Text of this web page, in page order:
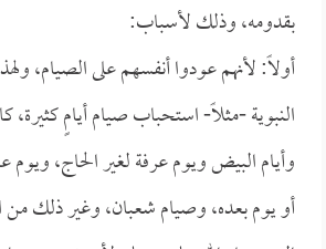
بقدومه، وذلك لأسباب:
أولاً: لأنهم عودوا أنفسهم على الصيام،
النبوية -مثلاً- استحباب صيام أيامٍ كثيرة،
وأيام البيض ويوم عرفة لغير الحاج، ويوم
أو يوم بعده، وصيام شعبان، وغير ذلك من